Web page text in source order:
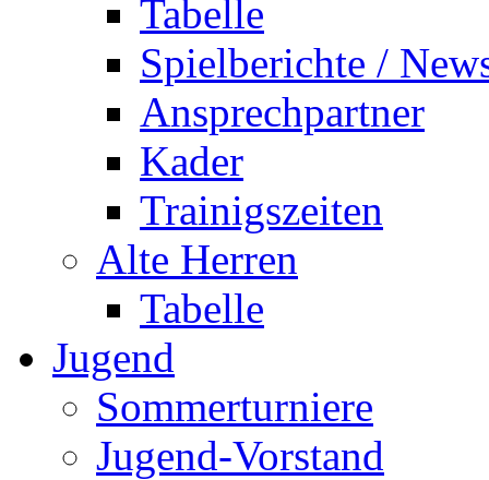
Tabelle
Spielberichte /
Ansprechpartner
Kader
Trainigszeiten
Alte Herren
Tabelle
Jugend
Sommerturniere
Jugend-Vorstand